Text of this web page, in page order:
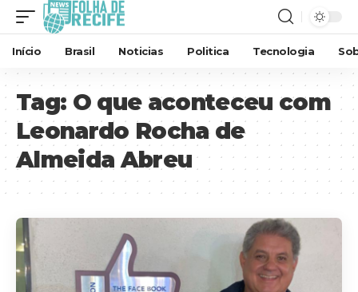
Início Brasil Noticias Politica Tecnologia
Tag: O que aconteceu com
Leonardo Rocha de
Almeida Abreu